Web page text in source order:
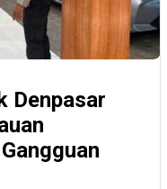
Denpasar